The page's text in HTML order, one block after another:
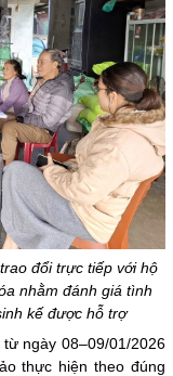
đổi trực tiếp với hộ
nhằm đánh giá tình
kế được hỗ trợ
ngày 08–09/01/2026
thực hiện theo đúng